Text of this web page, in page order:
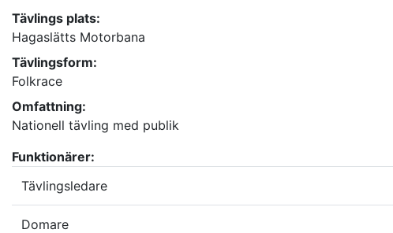
Tävlings plats:
Hagaslätts Motorbana
Tävlingsform:
Folkrace
Omfattning:
Nationell tävling med publik
Funktionärer:
Tävlingsledare
Domare